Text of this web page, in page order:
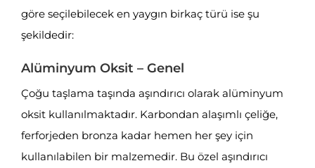
göre seçilebilecek en yaygın birkaç türü ise şu
şekildedir:
Alüminyum Oksit – Genel
Çoğu taşlama taşında aşındırıcı olarak alüminyum
oksit kullanılmaktadır. Karbondan alaşımlı çeliğe,
ferforjeden bronza kadar hemen her şey için
kullanılabilen bir malzemedir. Bu özel aşındırıcı